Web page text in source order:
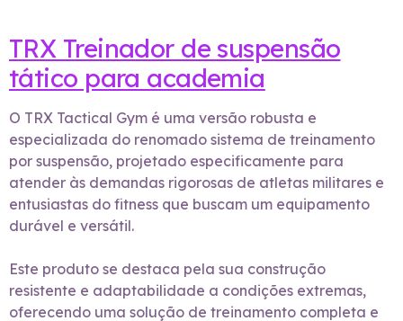
TRX Treinador de suspensão
tático para academia
O TRX Tactical Gym é uma versão robusta e
especializada do renomado sistema de treinamento
por suspensão, projetado especificamente para
atender às demandas rigorosas de atletas militares e
entusiastas do fitness que buscam um equipamento
durável e versátil.
Este produto se destaca pela sua construção
resistente e adaptabilidade a condições extremas,
oferecendo uma solução de treinamento completa e